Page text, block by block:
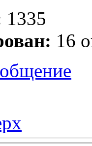
1335
16